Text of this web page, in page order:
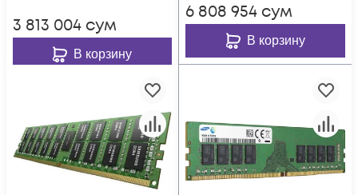
3 813 004 сум
В корзину
6 808 954 сум
В корзину